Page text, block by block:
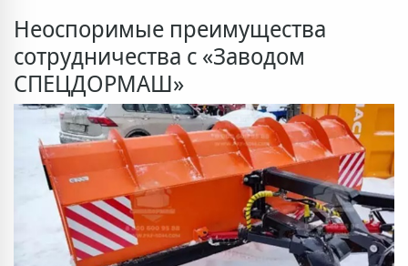
Неоспоримые преимущества
сотрудничества с «Заводом
СПЕЦДОРМАШ»